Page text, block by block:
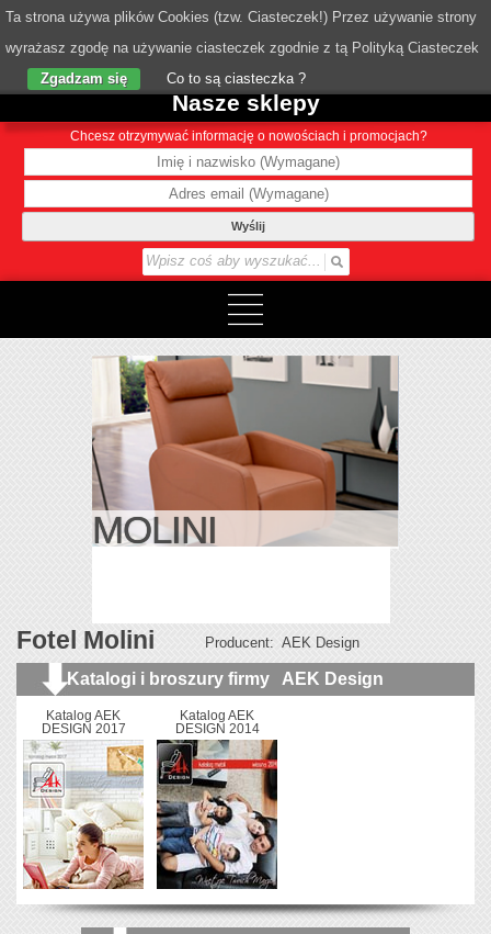
o Nas
Nasze sklepy
Chcesz otrzymywać informację o nowościach i promocjach?
Wyślij
MOLINI
Fotel Molini Producent: AEK Design
Katalogi i broszury firmy AEK Design
Katalog AEK
DESIGN 2017
Katalog AEK
DESIGN 2014
Ta strona używa plików Cookies (tzw. Ciasteczek!) Przez używanie strony
wyrażasz zgodę na używanie ciasteczek zgodnie z tą Polityką Ciasteczek
Zgadzam się
Co to są ciasteczka ?